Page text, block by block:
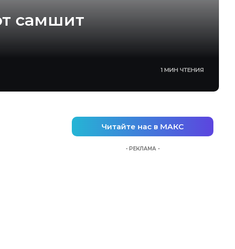
самшит
1 МИН ЧТЕНИЯ
Читайте нас в МАКС
- РЕКЛАМА -